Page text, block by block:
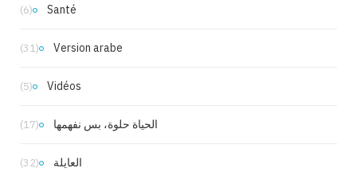
Santé
(6)
Version arabe
(31)
Vidéos
(5)
الحياة حلوة، بس نفهمها (17)
العايلة (32)